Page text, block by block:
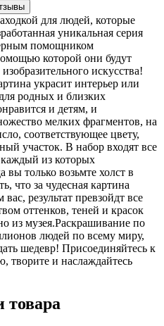
для людей, которые
уникальная серия
помощником
которой они будут
искусства!
украсит интерьер или
родных и близких
и детям, и
мелких фрагментов, на
соответствующее цвету,
участок. В набор входят все
из которых
вы только возьмте холст в
что за чудесная картина
результат превзойдт все
оттенков, теней и красок
из музея.Раскрашивание по
людей по всему миру,
шедевр! Присоединяйтесь к
творите и наслаждайтесь
товара